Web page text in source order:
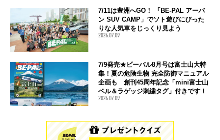
7/11は豊洲へGO！ 「BE-PAL アーバ
ン SUV CAMP」でソト遊びにぴった
りな人気車をじっくり見よう
2026.07.09
7/9発売★ビーパル8月号は富士山大特
集！夏の危険生物 完全防御マニュアル
企画も 創刊45周年記念「mini富士山
ベル＆ラゲッジ刺繍タグ」付きです！
2026.07.09